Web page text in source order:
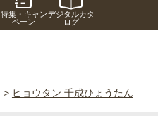
特集・キャン
ペーン
デジタルカタ
ログ
> ヒョウタン 千成ひょうたん